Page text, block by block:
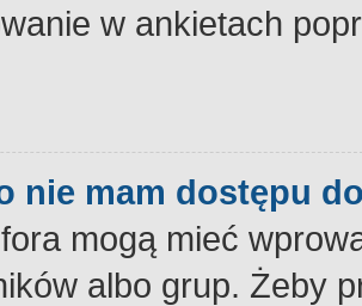
w ankietach
nie mam dostępu
mogą mieć
albo grup. Żeby